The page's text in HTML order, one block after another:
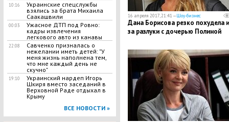
10:16
Украинские спецслужбы
взялись за брата Михаила
Саакашвили
00:03
​Ужасное ДТП под Ровно:
кадры извлечения
легкового авто из канавы
22:08
​Савченко призналась о
нежелании иметь детей: "У
меня жизнь наполнена тем,
что мне каждый день не
скучно"
19:10
​Украинский нардеп Игорь
Шкиря вместо заседаний в
Верховной Раде отдыхал в
Крыму
ВСЕ НОВОСТИ »
16 апреля 2017, 21:41 —Шоу-бизнес
Дана Борисова резко похудела
за разлуки с дочерью Полиной